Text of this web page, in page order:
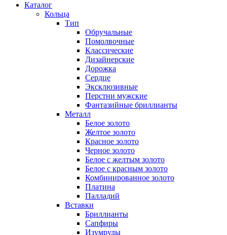
Каталог
Кольца
Тип
Обручальные
Помолвочные
Классические
Дизайнерские
Дорожка
Сердце
Эксклюзивные
Перстни мужские
Фантазийные бриллианты
Металл
Белое золото
Желтое золото
Красное золото
Черное золото
Белое с желтым золото
Белое с красным золото
Комбинированное золото
Платина
Палладий
Вставки
Бриллианты
Сапфиры
Изумруды